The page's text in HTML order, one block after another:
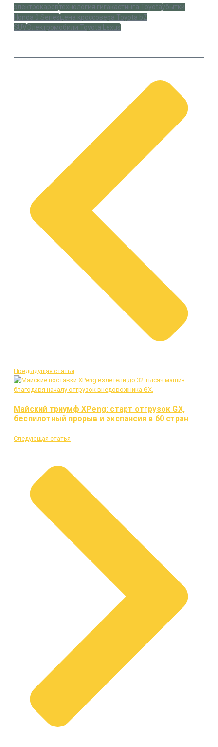
электрокаровтехнология гигакастинга Toyotaубытки
Honda 0 Seriesцена кроссовера Toyota bZ
SUVЭлектромобили Toyota Lexus
Предыдущая статья
Майский триумф XPeng: старт отгрузок GX,
беспилотный прорыв и экспансия в 60 стран
Следующая статья